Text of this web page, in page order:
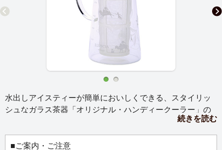
水出しアイスティーが簡単においしくできる、スタイリッ
シュなガラス茶器「オリジナル・ハンディークーラー」の
ハーフサイズに、グリーンのフタをご用意しました。
一人で楽しむのにぴったりな容量600mlです。
いろいろな種類のお茶を少しずつ飲みたい方にもおすす
続きを読む
■ご案内・ご注意